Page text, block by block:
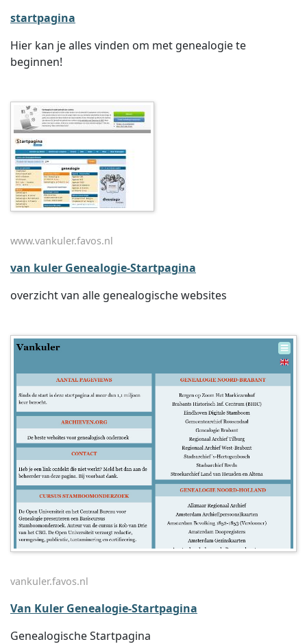
startpagina
Hier kan je alles vinden om met genealogie te
beginnen!
www.vankuler.favos.nl
van kuler Genealogie-Startpagina
overzicht van alle genealogische websites
vankuler.favos.nl
Van Kuler Genealogie-Startpagina
Genealogische Startpagina